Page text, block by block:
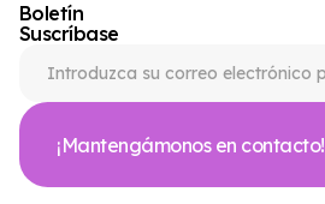
Boletín
Suscríbase
¡Mantengámonos en contacto!